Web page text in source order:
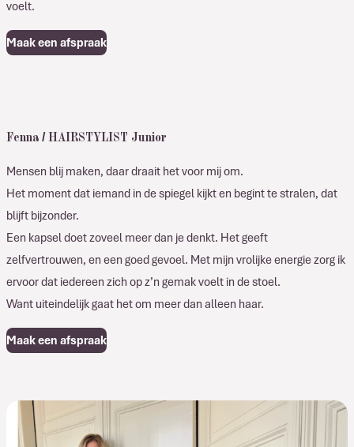
voelt.
Maak een afspraak
Fenna / HAIRSTYLIST Junior
Mensen blij maken, daar draait het voor mij om.
Het moment dat iemand in de spiegel kijkt en begint te stralen, dat
blijft bijzonder.
Een kapsel doet zoveel meer dan je denkt. Het geeft
zelfvertrouwen, en een goed gevoel. Met mijn vrolijke energie zorg ik
ervoor dat iedereen zich op z’n gemak voelt in de stoel.
Want uiteindelijk gaat het om meer dan alleen haar.
Maak een afspraak